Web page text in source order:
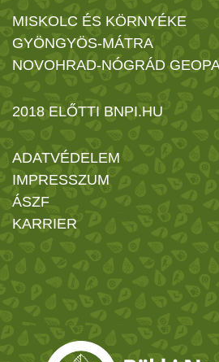
MISKOLC ÉS KÖRNYÉKE
GYÖNGYÖS-MÁTRA
NOVOHRAD-NÓGRÁD
2018 ELŐTTI BNPI.HU
ADATVÉDELEM
IMPRESSZUM
ÁSZF
KARRIER